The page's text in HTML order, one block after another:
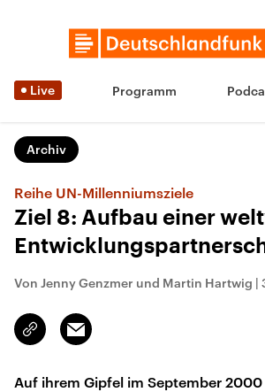
Live Programm
Archiv
Reihe UN-Millenniumsziele
Ziel 8: Aufbau einer
Von Jenny Genzmer und Martin Hartwig |
Link
kopieren/teilen
Email
Auf ihrem Gipfel im September